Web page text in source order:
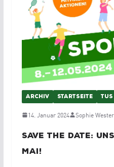
ARCHIV STARTSEITE
14. Januar 2024 Sophie
Save the Date:
Mai!